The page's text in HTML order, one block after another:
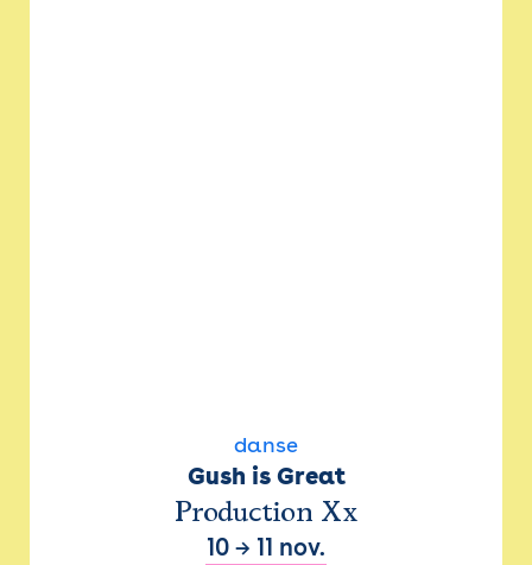
danse
Gush is Great
Production Xx
10 → 11 nov.